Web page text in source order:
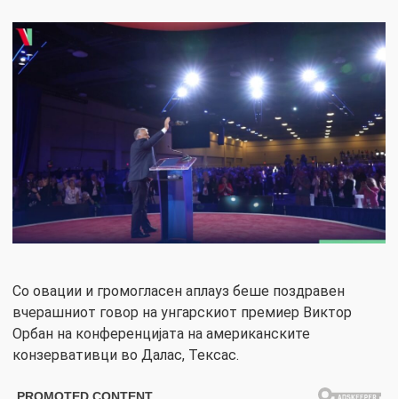
Со овации и громогласен аплауз беше поздравен
вчерашниот говор на унгарскиот премиер Виктор
Орбан на конференцијата на американските
конзервативци во Далас, Тексас.